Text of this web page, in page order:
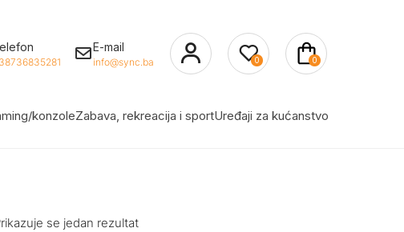
E-mail
info@sync.ba 0 0
konzoleZabava, rekreacija i sportUređaji za kućanstvo
se jedan rezultat